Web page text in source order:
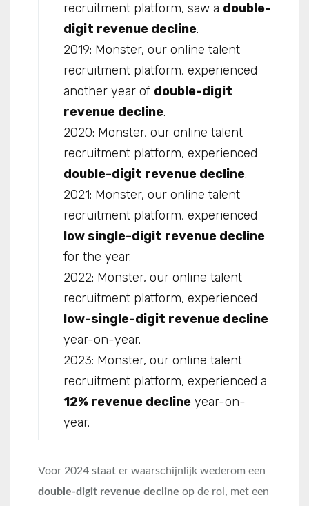
recruitment platform, saw a double-
digit revenue decline.
2019: Monster, our online talent
recruitment platform, experienced
another year of double-digit
revenue decline.
2020: Monster, our online talent
recruitment platform, experienced
double-digit revenue decline.
2021: Monster, our online talent
recruitment platform, experienced
low single-digit revenue decline
for the year.
2022: Monster, our online talent
recruitment platform, experienced
low-single-digit revenue decline
year-on-year.
2023: Monster, our online talent
recruitment platform, experienced a
12% revenue decline year-on-
year.
Voor 2024 staat er waarschijnlijk wederom een
double-digit revenue decline op de rol, met een